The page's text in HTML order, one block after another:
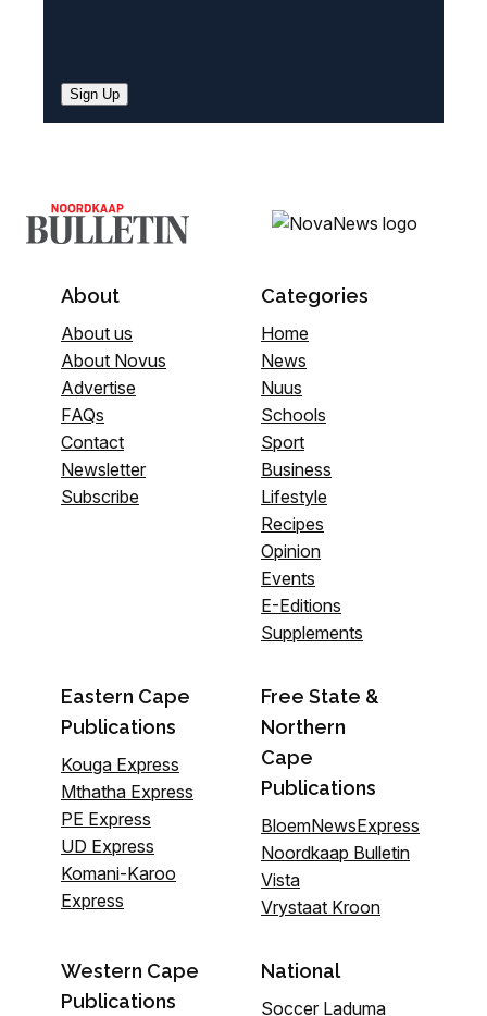
Sign Up
About
About us
About Novus
Advertise
FAQs
Contact
Newsletter
Subscribe
Categories
Home
News
Nuus
Schools
Sport
Business
Lifestyle
Recipes
Opinion
Events
E-Editions
Supplements
Eastern Cape
Publications
Kouga Express
Mthatha Express
PE Express
UD Express
Komani-Karoo
Express
Free State &
Northern
Cape
Publications
BloemNewsExpress
Noordkaap Bulletin
Vista
Vrystaat Kroon
Western Cape
Publications
National
Soccer Laduma